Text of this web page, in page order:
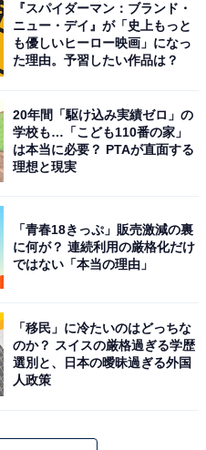
で見る
『スパイダーマン：ブランド・
ニュー・デイ』が「史上もっと
も優しいヒーロー映画」になっ
た理由。予習したい作品は？
20年間「駆け込み実績ゼロ」の
学校も…「こども110番の家」
は本当に必要？ PTAが直面する
理想と現実
「青春18きっぷ」販売激減の裏
に何が？ 連続利用の厳格化だけ
ではない「本当の理由」
「移民」に冷たいのはどっちな
のか？ スイスの厳格過ぎる学歴
選別と、日本の曖昧過ぎる外国
人政策